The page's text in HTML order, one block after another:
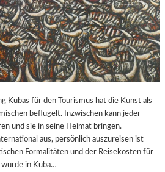
Kubas für den Tourismus hat die Kunst als
beflügelt. Inzwischen kann jeder
und sie in seine Heimat bringen.
aus, persönlich auszureisen ist
Formalitäten und der Reisekosten für
in Kuba…